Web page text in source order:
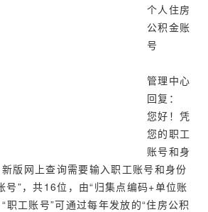
个人住房
公积金账
号
管理中心
回复：
您好！凭
您的职工
账号和身
版网上查询需要输入职工账号和身份
号”，共16位，由“归集点编码+单位账
职工账号”可通过每年发放的“住房公积